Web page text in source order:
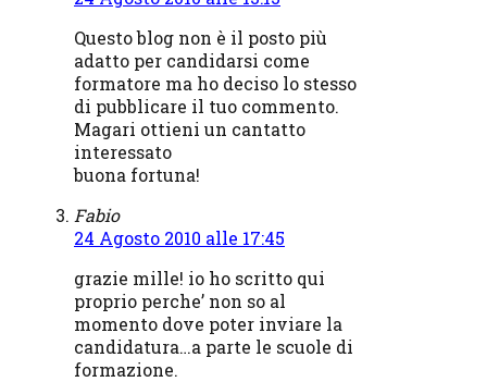
Questo blog non è il posto più
adatto per candidarsi come
formatore ma ho deciso lo stesso
di pubblicare il tuo commento.
Magari ottieni un cantatto
interessato
buona fortuna!
Fabio
24 Agosto 2010 alle 17:45
grazie mille! io ho scritto qui
proprio perche’ non so al
momento dove poter inviare la
candidatura…a parte le scuole di
formazione.